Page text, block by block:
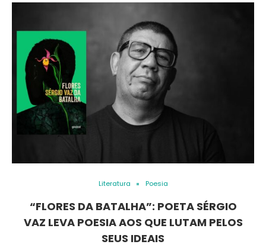
Literatura Poesia
“FLORES DA BATALHA”: POETA SÉRGIO
VAZ LEVA POESIA AOS QUE LUTAM PELOS
SEUS IDEAIS